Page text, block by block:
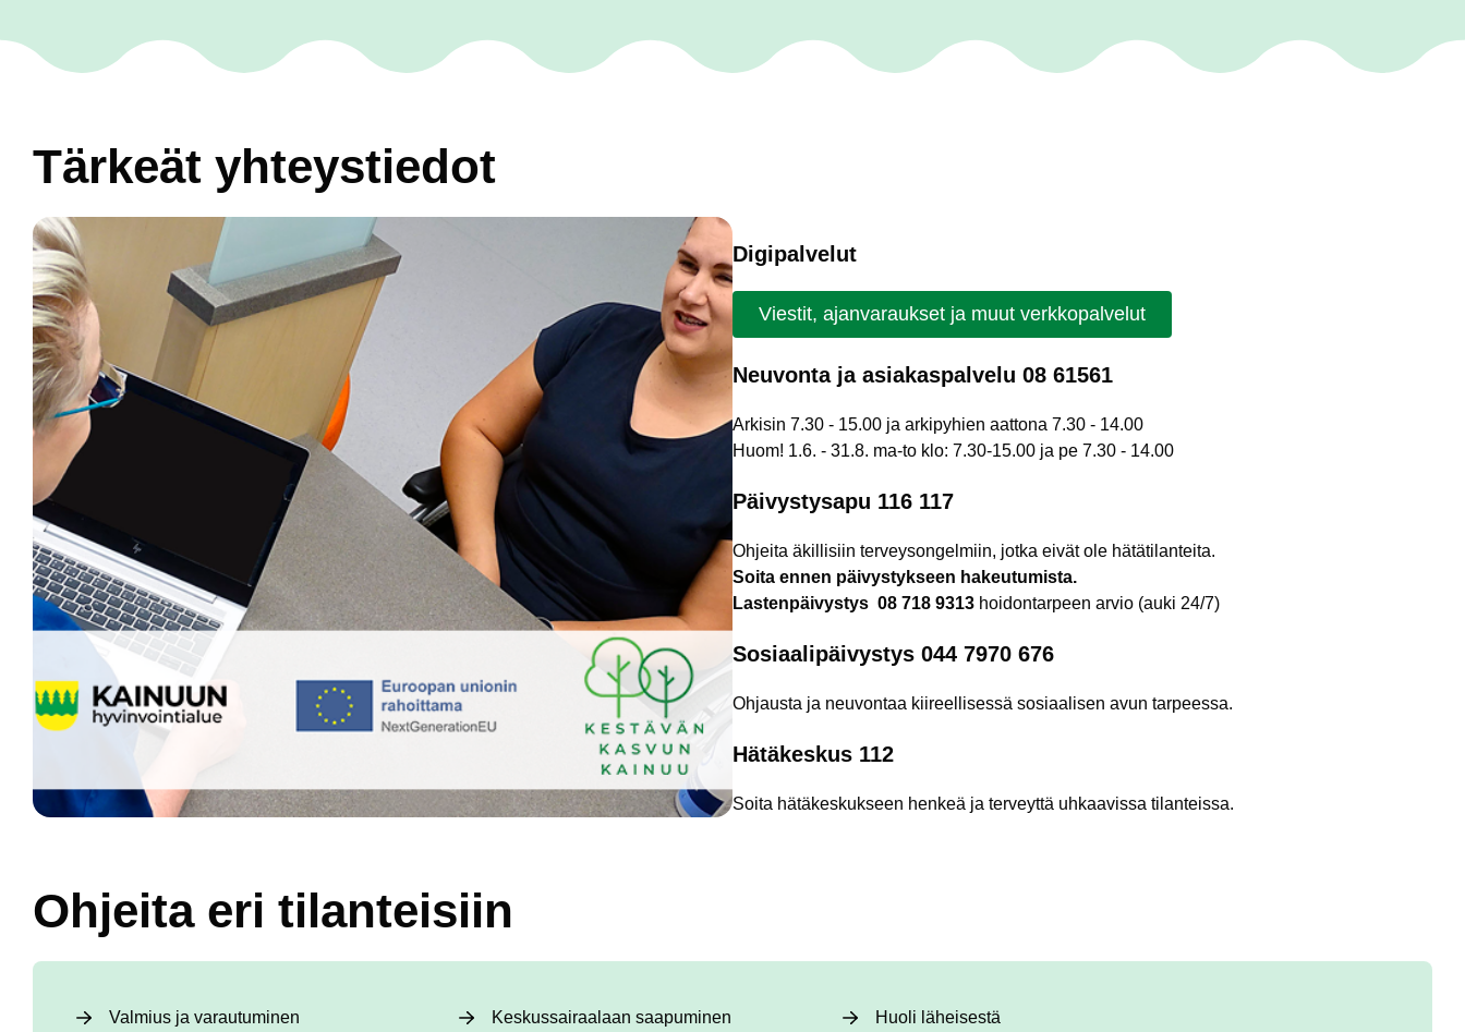
Tärkeät yhteystiedot
Digipalvelut
Viestit, ajanvaraukset ja muut verkkopalvelut
Neuvonta ja asiakaspalvelu 08 61561
Arkisin 7.30 - 15.00 ja arkipyhien aattona 7.30 - 14.00
Huom! 1.6. - 31.8. ma-to klo: 7.30-15.00 ja pe 7.30 - 14.00
Päivystysapu 116 117
Ohjeita äkillisiin terveysongelmiin, jotka eivät ole hätätilanteita.
Soita ennen päivystykseen hakeutumista.
Lastenpäivystys 08 718 9313 hoidontarpeen arvio (au­ki 24/7)
Sosiaalipäivystys 044 7970 676
Ohjausta ja neuvontaa kiireellisessä sosiaalisen avun tarpeessa.
Hätäkeskus 112
Soita hätäkeskukseen henkeä ja terveyttä uhkaavissa tilanteissa.
Ohjeita eri tilanteisiin
Valmius ja varautuminen Keskussairaalaan saapuminen
Huoli läheisestä